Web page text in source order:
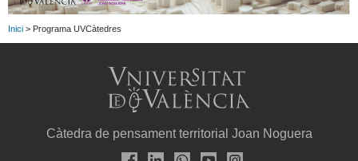
Inici > Programa UVCàtedres
Càtedra de pensament territorial Joan Noguera